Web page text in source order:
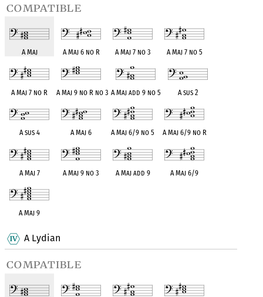
compatible
A Maj A Maj 6 no R A Maj 7 no 3 A Maj 7 no 5
A Maj 7 no R A Maj 9 no R no 3 A Maj add 9 no 5 A sus 2
A sus 4 A Maj 6 A Maj 6/9 no 5 A Maj 6/9 no R
A Maj 7 A Maj 9 no 3 A Maj add 9 A Maj 6/9
A Maj 9
A Lydian
compatible